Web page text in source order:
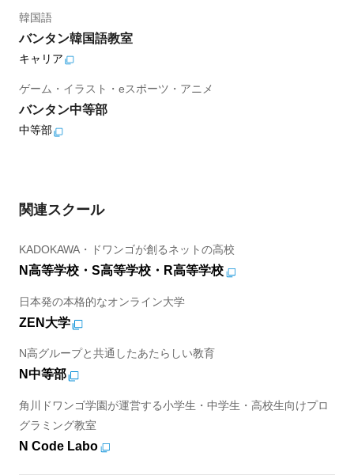
韓国語
バンタン韓国語教室
キャリア
ゲーム・イラスト・eスポーツ・アニメ
バンタン中等部
中等部
関連スクール
KADOKAWA・ドワンゴが創るネットの高校
N高等学校・S高等学校・R高等学校
日本発の本格的なオンライン大学
ZEN大学
N高グループと共通したあたらしい教育
N中等部
角川ドワンゴ学園が運営する小学生・中学生・高校生向けプロ
グラミング教室
N Code Labo